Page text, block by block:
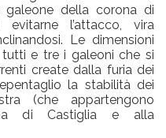
della corona di
l’attacco, vira
Le dimensioni
e tre i galeoni che si
create dalla furia dei
la stabilità dei
(che appartengono
di Castiglia e alla